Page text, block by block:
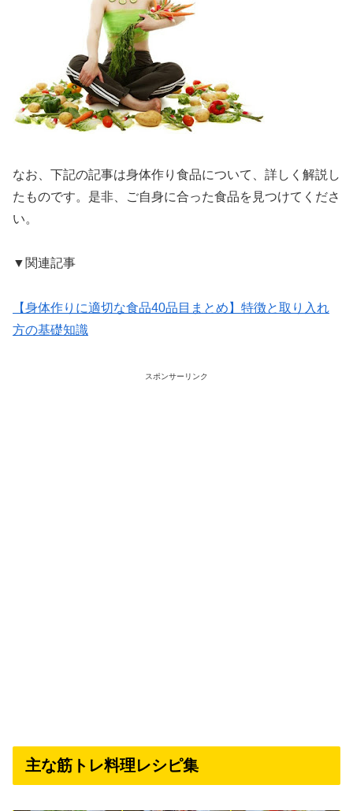
なお、下記の記事は身体作り食品について、詳しく解説し
たものです。是非、ご自身に合った食品を見つけてくださ
い。
▼関連記事
【身体作りに適切な食品40品目まとめ】特徴と取り入れ
方の基礎知識
スポンサーリンク
主な筋トレ料理レシピ集